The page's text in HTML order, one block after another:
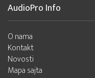
AudioPro Info
O nama
Kontakt
Novosti
Mapa sajta